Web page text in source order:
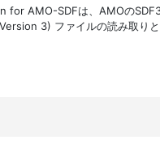
for AMO-SDFは、AMOの
3) ファイルの読み取り